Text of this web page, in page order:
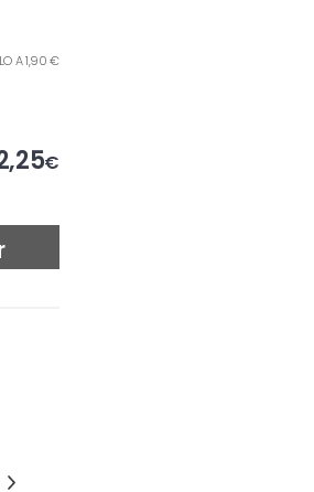
A 1,90 €
€